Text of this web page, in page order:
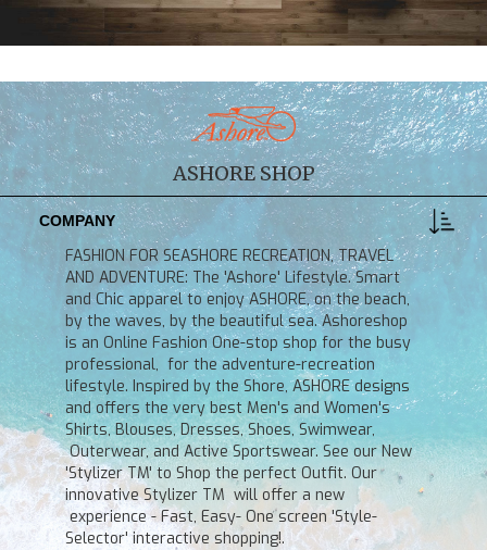
ASHORE SHOP
COMPANY
FASHION FOR SEASHORE RECREATION, TRAVEL
AND ADVENTURE: The 'Ashore' Lifestyle. Smart
and Chic apparel to enjoy ASHORE, on the beach,
by the waves, by the beautiful sea. Ashoreshop
is an Online Fashion One-stop shop for the busy
professional, for the adventure-recreation
lifestyle. Inspired by the Shore, ASHORE designs
and offers the very best Men's and Women's
Shirts, Blouses, Dresses, Shoes, Swimwear,
Outerwear, and Active Sportswear. See our New
'Stylizer TM' to Shop the perfect Outfit. Our
innovative Stylizer TM will offer a new
experience - Fast, Easy- One screen 'Style-
Selector' interactive shopping!.